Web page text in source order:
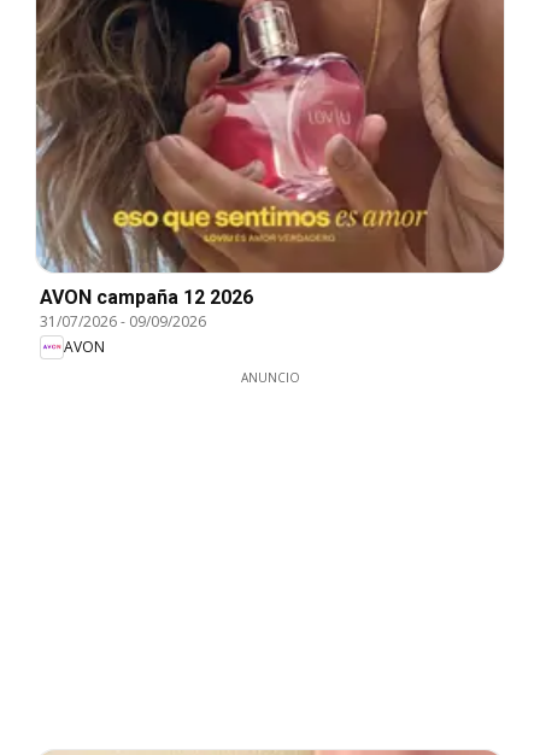
AVON campaña 12 2026
31/07/2026- 09/09/2026
AVON
ANUNCIO